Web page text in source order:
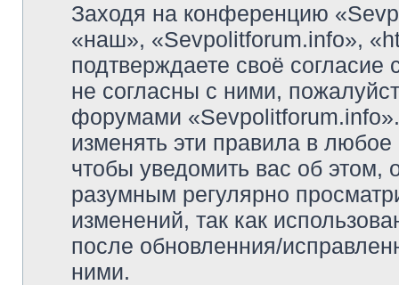
Заходя на конференцию
«наш», «Sevpolitforum.info»,
подтверждаете своё
не согласны с ними,
форумами
изменять эти правила в
чтобы уведомить вас об
разумным регулярно
изменений, так как
после обновленния/
ними.